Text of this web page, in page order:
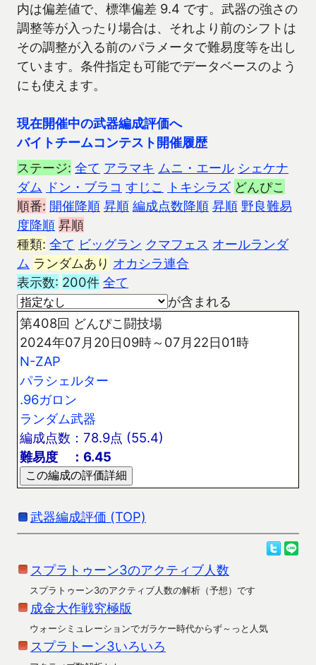
内は偏差値で、標準偏差 9.4 です。武器の強さの
調整等が入ったり場合は、それより前のシフトは
その調整が入る前のパラメータで難易度等を出し
ています。条件指定も可能でデータベースのよう
にも使えます。
現在開催中の武器編成評価へ
バイトチームコンテスト開催履歴
ステージ: 全て アラマキ ムニ・エール シェケナ
ダム ドン・ブラコ すじこ トキシラズ どんぴこ
順番: 開催降順 昇順 編成点数降順 昇順 野良難易
度降順 昇順
種類: 全て ビッグラン クマフェス オールランダ
ム ランダムあり オカシラ連合
表示数: 200件 全て
が含まれる
第408回 どんぴこ闘技場
2024年07月20日09時～07月22日01時
N-ZAP
パラシェルター
.96ガロン
ランダム武器
編成点数：78.9点 (55.4)
難易度 ：6.45
武器編成評価 (TOP)
スプラトゥーン3のアクティブ人数
スプラトゥーン3のアクティブ人数の解析（予想）です
成金大作戦究極版
ウォーシミュレーションでガラケー時代からず～っと人気
スプラトーン3いろいろ